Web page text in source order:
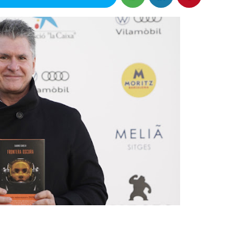
Entrevista a Javier Rueda, organizador
2026